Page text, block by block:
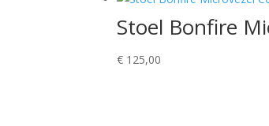
Stoel Bonfire
€ 125,00